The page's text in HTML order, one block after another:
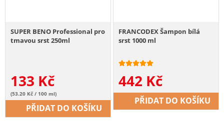
SUPER BENO Professional pro
tmavou srst 250ml
133 Kč
(53.20 Kč / 100 ml)
PŘIDAT DO KOŠÍKU
FRANCODEX Šampon bílá
srst 1000 ml
442 Kč
PŘIDAT DO KOŠÍKU